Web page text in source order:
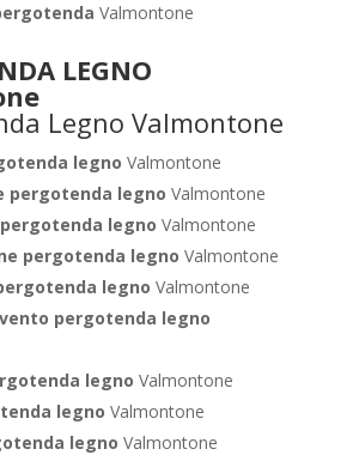
Valmontone
LEGNO
legno Valmontone
pergotenda legno Valmontone
legno Valmontone
pergotenda legno Valmontone
legno Valmontone
pergotenda legno
legno Valmontone
legno Valmontone
legno Valmontone